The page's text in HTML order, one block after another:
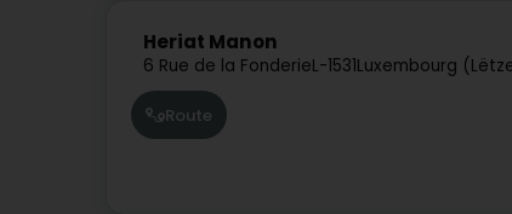
Heriat Manon
6 Rue de la FonderieL-1531Luxembourg
Route